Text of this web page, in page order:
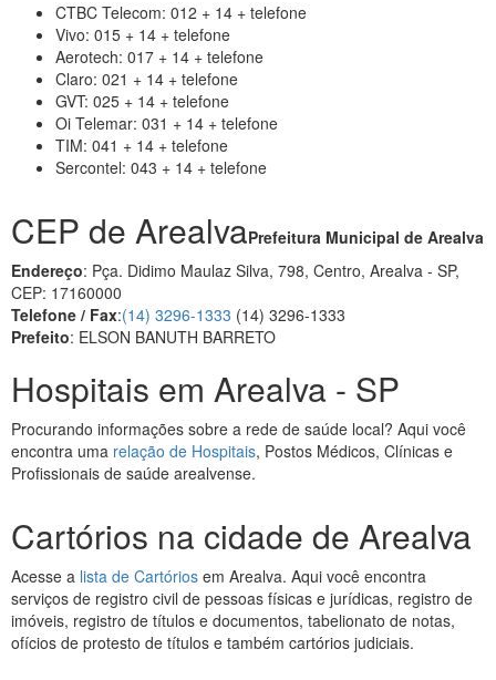
CTBC Telecom: 012 + 14 + telefone
Vivo: 015 + 14 + telefone
Aerotech: 017 + 14 + telefone
Claro: 021 + 14 + telefone
GVT: 025 + 14 + telefone
Oi Telemar: 031 + 14 + telefone
TIM: 041 + 14 + telefone
Sercontel: 043 + 14 + telefone
CEP de ArealvaPrefeitura Municipal de Arealva
Endereço: Pça. Didimo Maulaz Silva, 798, Centro, Arealva - SP,
CEP: 17160000
Telefone / Fax:(14) 3296-1333 (14) 3296-1333
Prefeito: ELSON BANUTH BARRETO
Hospitais em Arealva - SP
Procurando informações sobre a rede de saúde local? Aqui você
encontra uma relação de Hospitais, Postos Médicos, Clínicas e
Profissionais de saúde arealvense.
Cartórios na cidade de Arealva
Acesse a lista de Cartórios em Arealva. Aqui você encontra
serviços de registro civil de pessoas físicas e jurídicas, registro de
imóveis, registro de títulos e documentos, tabelionato de notas,
ofícios de protesto de títulos e também cartórios judiciais.